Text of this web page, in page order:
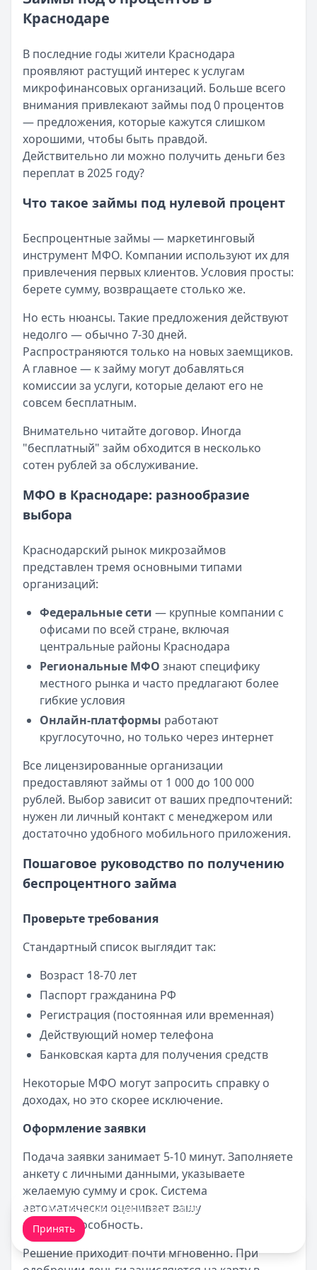
Читать статью
Все статьи
Кратко:Разбираем, как вернуть переплату или
Категория:МФО
Читать новость
Срочный микрозайм 15 000 ₽ на карту: свежая
Кратко:Нужны 15 000 рублей на карту прямо сегодня?
Опубликовано:5 декабря 2025 г.
Категория:МФО
Читать новость
Рекордный рост доли клиентов МФО с iPhone: что
Опубликовано:5 декабря 2025 г.
Читать новость
57 сервисов микрозаймов через Госуслуги: где
Кратко:Авторизация через Госуслуги ускоряет
Опубликовано:23 ноября 2025 г.
Читать новость
Смс о «одобренном займе» от Bigmani Ru: как
Кратко:Пришло СМС об одобрении займа от Bigmani
Опубликовано:
23 ноября 2025 г.
Категория:МФО
Читать новость
Все новости
Краснодаре
В последние годы жители Краснодара
проявляют растущий интерес к услугам
микрофинансовых организаций. Больше всего
внимания привлекают займы под 0 процентов
— предложения, которые кажутся слишком
хорошими, чтобы быть правдой.
Действительно ли можно получить деньги без
переплат в 2025 году?
Что такое займы под нулевой процент
Беспроцентные займы — маркетинговый
инструмент МФО. Компании используют их для
привлечения первых клиентов. Условия просты:
берете сумму, возвращаете столько же.
Но есть нюансы. Такие предложения действуют
недолго — обычно 7-30 дней.
Распространяются только на новых заемщиков.
А главное — к займу могут добавляться
комиссии за услуги, которые делают его не
совсем бесплатным.
Внимательно читайте договор. Иногда
"бесплатный" займ обходится в несколько
сотен рублей за обслуживание.
МФО в Краснодаре: разнообразие
выбора
Краснодарский рынок микрозаймов
представлен тремя основными типами
организаций:
Федеральные сети — крупные компании с
офисами по всей стране, включая
центральные районы Краснодара
Региональные МФО знают специфику
местного рынка и часто предлагают более
гибкие условия
Онлайн-платформы работают
круглосуточно, но только через интернет
Все лицензированные организации
предоставляют займы от 1 000 до 100 000
рублей. Выбор зависит от ваших предпочтений:
нужен ли личный контакт с менеджером или
достаточно удобного мобильного приложения.
Пошаговое руководство по получению
беспроцентного займа
Проверьте требования
Стандартный список выглядит так:
Возраст 18-70 лет
Паспорт гражданина РФ
Регистрация (постоянная или временная)
Действующий номер телефона
Банковская карта для получения средств
Некоторые МФО могут запросить справку о
доходах, но это скорее исключение.
Оформление заявки
Подача заявки занимает 5-10 минут. Заполняете
анкету с личными данными, указываете
желаемую сумму и срок. Система
автоматически оценивает вашу
кредитоспособность.
Решение приходит почти мгновенно. При
Мы обрабатываем ваши cookie-файлы
Принять